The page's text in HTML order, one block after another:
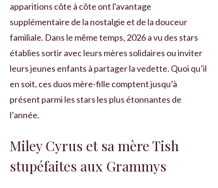
apparitions côte à côte ont l'avantage
supplémentaire de la nostalgie et de la douceur
familiale. Dans le même temps, 2026 a vu des stars
établies sortir avec leurs mères solidaires ou inviter
leurs jeunes enfants à partager la vedette. Quoi qu’il
en soit, ces duos mère-fille comptent jusqu’à
présent parmi les stars les plus étonnantes de
l’année.
Miley Cyrus et sa mère Tish
stupéfaites aux Grammys